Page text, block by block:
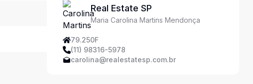
Real Estate SP
Maria Carolina Martins Mendonça
79.250F
(11) 98316-5978
carolina@realestatesp.com.br